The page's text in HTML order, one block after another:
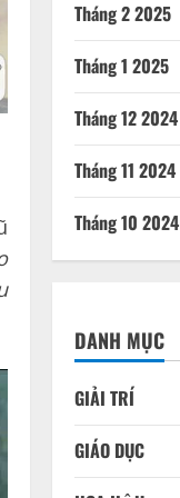
Tháng 2 2025
Tháng 1 2025
Tháng 12 2024
Tháng 11 2024
Tháng 10 2024
DANH MỤC
GIẢI TRÍ
GIÁO DỤC